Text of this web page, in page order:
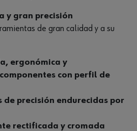
y gran precisión
de gran calidad y a su
ergonómica y
con perfil de
de precisión endurecidas por
rectificada y cromada